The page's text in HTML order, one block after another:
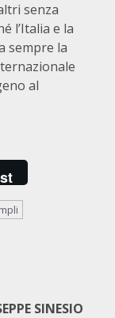
senza
l’Italia e la
sempre la
al
SINESIO